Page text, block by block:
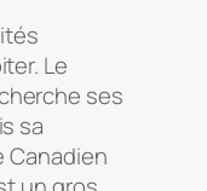
Le
ses
sa
Canadien